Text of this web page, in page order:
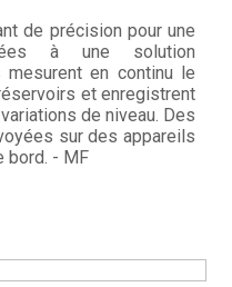
de précision pour une
à une solution
mesurent en continu le
et enregistrent
de niveau. Des
sur des appareils
bord. - MF